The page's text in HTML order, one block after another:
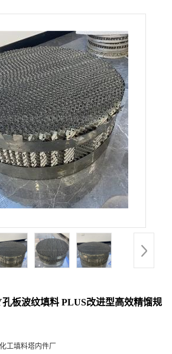
孔板波纹填料 PLUS改进型高效精馏规
工填料塔内件厂